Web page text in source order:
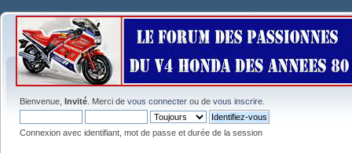
Bienvenue, Invité . Merci de vous connecter ou de vous inscrire
Connexion avec identifiant, mot de passe et durée de la session